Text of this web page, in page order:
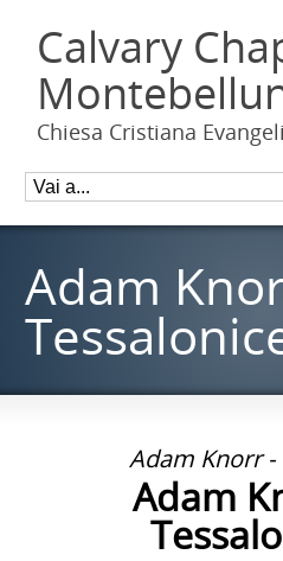
Calvary
Chiesa Cristiana
Adam
Adam Knorr -
Adam